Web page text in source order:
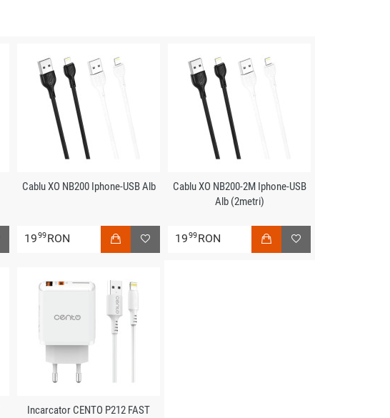
Cablu XO NB200 Iphone-USB Alb
1999RON
Cablu XO NB200-2M Iphone-USB
Alb (2metri)
1999RON
Incarcator CENTO P212 FAST